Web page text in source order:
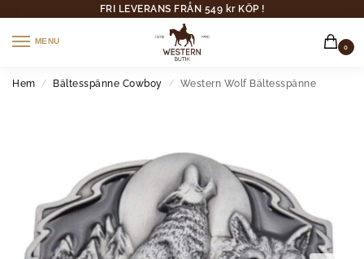
FRI LEVERANS FRÅN 549 kr KÖP !
MENU
0
Hem / Bältesspänne Cowboy / Western Wolf Bältesspänne